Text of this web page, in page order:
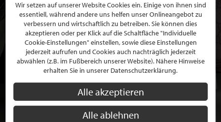
BEWERBEN SIE SICH FÜR EINE GRATIS
Wir setzen auf unserer Website Cookies ein. Einige von ihnen sind
essentiell, während andere uns helfen unser Onlineangebot zu
verbessern und wirtschaftlich zu betreiben. Sie können dies
akzeptieren oder per Klick auf die Schaltfläche "Individuelle
Cookie-Einstellungen" einstellen, sowie diese Einstellungen
jederzeit aufrufen und Cookies auch nachträglich jederzeit
abwählen (z.B. im Fußbereich unserer Website). Nähere Hinweise
erhalten Sie in unserer Datenschutzerklärung.
Alle akzeptieren
Alle ablehnen